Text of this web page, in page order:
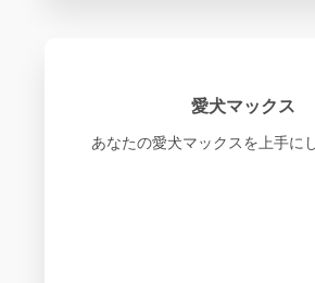
愛犬マックス
あなたの愛犬マックスを上手に